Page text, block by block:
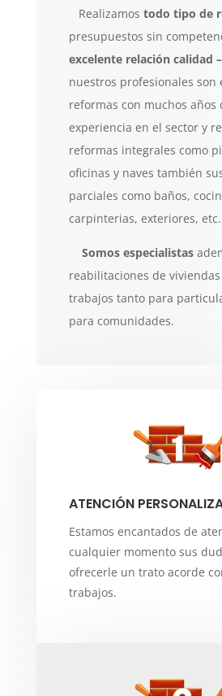
Realizamos todo tipo de
presupuestos sin
excelente relación calidad –
nuestros profesionales son
reformas con muchos años
experiencia en el sector y
reformas integrales como
oficinas y naves también
parciales como baños,
carpinterias, exteriores, etc.
Somos especialistas
reabilitaciones de
trabajos tanto para
para comunidades.
ATENCIÓN
Estamos encantados de
cualquier momento sus
ofrecerle un trato acorde
trabajos.